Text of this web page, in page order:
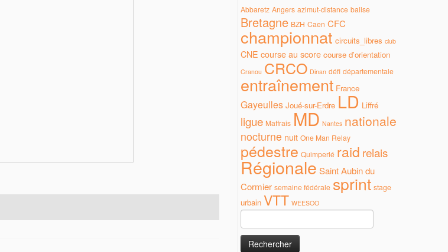
Abbaretz Angers azimut-distance balise
Bretagne BZH Caen CFC
championnat circuits_libres club
CNE course au score course d'orientation
Cranou CRCO Dinan défi départementale
entraînement France
Gayeulles Joué-sur-Erdre LD Liffré
ligue Maffrais MD Nantes nationale
nocturne nuit One Man Relay
pédestre Quimperlé raid relais
Régionale Saint Aubin du
Cormier semaine fédérale sprint stage
urbain VTT WEESOO